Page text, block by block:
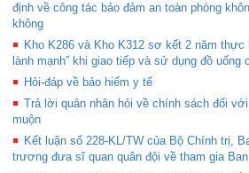
định về công tác bảo đảm an toàn phòng
không
Kho K286 và Kho K312 sơ kết 2 năm thực
lành mạnh” khi giao tiếp và sử dụng đồ uống
Hỏi-đáp về bảo hiểm y tế
Trả lời quân nhân hỏi về chính sách đối
muộn
Kết luận số 228-KL/TW của Bộ Chính trị,
trương đưa sĩ quan quân đội về tham gia